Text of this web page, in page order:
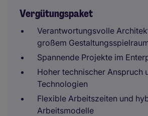
Vergütungspaket
Verantwortungsvolle
großem
Spannende Projekte im
Hoher technischer Anspruch
Technologien
Flexible Arbeitszeiten und
Arbeitsmodelle